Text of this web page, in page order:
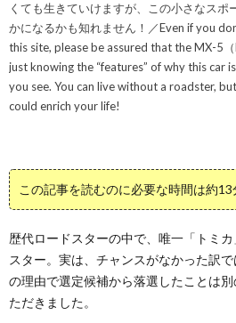
くても生きていけますが、この小さなスポ
かになるかも知れません！／Even if you
this site, please be assured that the MX-5
just knowing the “features” of why this car
you see. You can live without a roadster,
could enrich your life!
この記事を読むのに必要な時間は約13
歴代ロードスターの中で、唯一「トミ
スター。実は、チャンスがなかった訳
の理由で選定候補から落選したことは
ただきました。